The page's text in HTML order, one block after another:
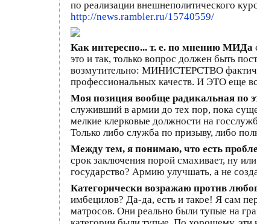
по реализации внешнеполитического
http://news.rambler.ru/15740559/
Как интересно... т. е. по мнению МИДа
это и так, только вопрос должен быть
возмутительно: МИНИСТЕРСТВО
профессиональных качеств. И ЭТО еще
Моя позиция вообще радикальная по
служивший в армии до тех пор, пока
мелкие клерковые должности на
Только либо служба по призыву, либо
Между тем, я понимаю, что есть
срок заключения порой смахивает, ну
государство? Армию улучшать, а не
Категорически возражаю против
имбецилов? Да-да, есть и такое! Я сам
матросов. Они реально были тупые на